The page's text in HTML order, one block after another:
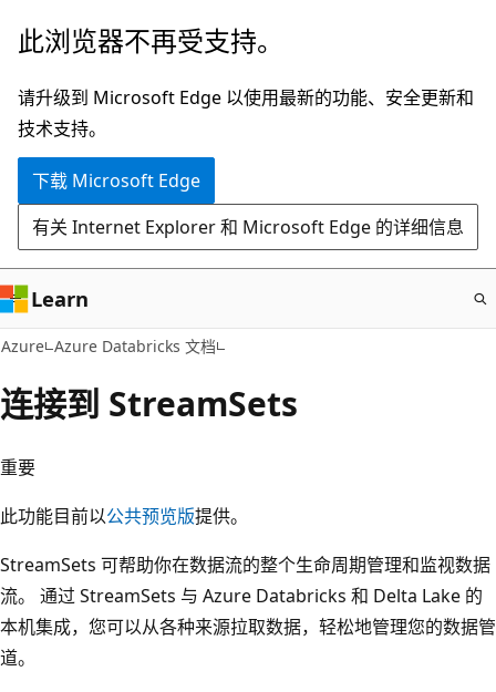
跳
主
要
内
此浏览器不再受支持。
请升级到 Microsoft Edge 以使用最新的功能、安全更新和
技术支持。
下载 Microsoft Edge
有关 Internet Explorer 和 Microsoft Edge 的详细信息
Learn
Azure Azure Databricks 文档
连接到 StreamSets
重要
此功能目前以公共预览版提供。
StreamSets 可帮助你在数据流的整个生命周期管理和监视数据
流。 通过 StreamSets 与 Azure Databricks 和 Delta Lake 的
本机集成，您可以从各种来源拉取数据，轻松地管理您的数据管
道。